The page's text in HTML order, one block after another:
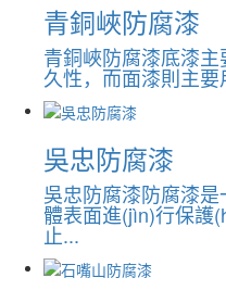
青銅峽防腐漆
青銅峽防腐漆底漆
久性，而面漆則主
吳忠防腐漆
吳忠防腐漆防腐漆
體表面進(jìn)行保護
止...